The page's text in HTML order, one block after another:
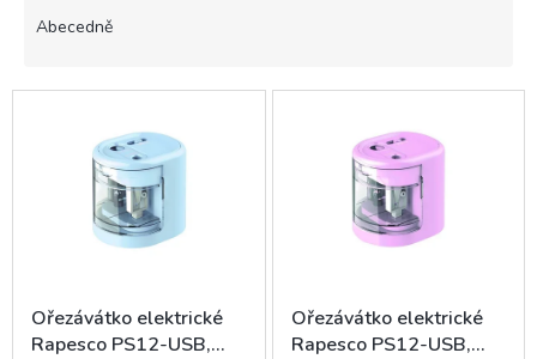
Abecedně
V
d
u
Ořezávátko elektrické
Rapesco PS12-USB,
Ořezávátko elektrické
Rapesco PS12-USB,